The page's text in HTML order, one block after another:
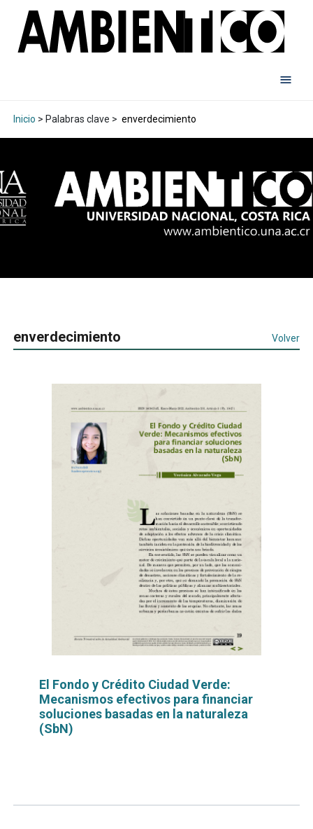
Inicio > Palabras clave > enverdecimiento
enverdecimiento Volver
El Fondo y Crédito Ciudad Verde:
Mecanismos efectivos para financiar
soluciones basadas en la naturaleza
(SbN)